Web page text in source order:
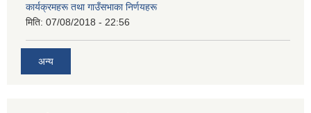
कार्यक्रमहरू तथा गाउँसभाका निर्णयहरू
मिति: 07/08/2018 - 22:56
अन्य